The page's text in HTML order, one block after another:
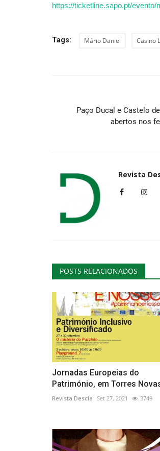
https://ticketline.sapo.pt/
Tags: Mário Daniel Casino
Paço Ducal e Castelo
abertos nos
Revista
POSTS RELACIONADOS
Jornadas Europeias do
Património, em Torres
Revista Descla Set 27, 2021 3749